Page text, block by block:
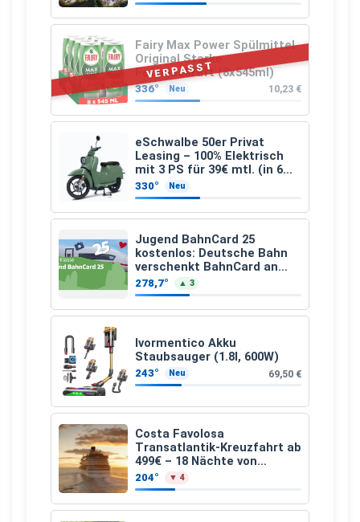
VERPASST
Fairy Max Power Spülmittel
Original Starke
Fettlösekraft (8x545ml)
336° Neu 10,23 €
eSchwalbe 50er Privat
Leasing – 100% Elektrisch
mit 3 PS für 39€ mtl. (in 6
schicken Farben LF: 0.43, 36
Monate, Bereitstellung:
159,00 €, 2.500 km/Jahr)
330° Neu
Jugend BahnCard 25
kostenlos: Deutsche Bahn
verschenkt BahnCard an
Kinder und Jugendliche
278,7° ▲ 3
Ivormentico Akku
Staubsauger (1.8l, 600W)
243° Neu 69,50 €
Costa Favolosa
Transatlantik-Kreuzfahrt ab
499€ – 18 Nächte von
Hamburg nach Guadeloupe
204° ▼ 4